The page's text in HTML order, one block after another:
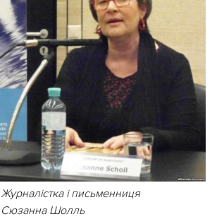
Журналістка і письменниця
Сюзанна Шолль